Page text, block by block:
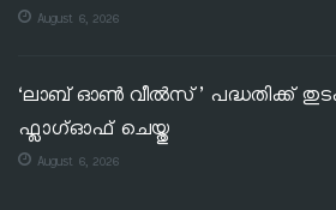
August 6, 2026
‘ലാബ് ഓൺ വീൽസ്’ പദ്ധതിക്ക്
ഫ്ലാഗ്ഓഫ് ചെയ്തു
August 6, 2026